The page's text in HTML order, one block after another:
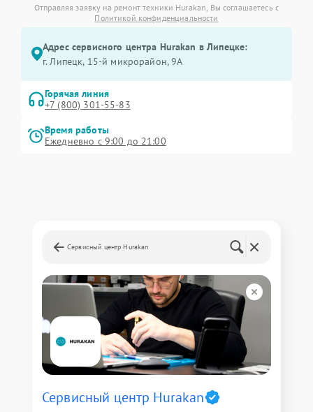
Отправляя заявку на ремонт техники Hurakan, Вы соглашаетесь с
Политикой конфиденциальности
Адрес сервисного центра Hurakan в Липецке:
г. Липецк, 15-й микрорайон, 9А
Горячая линия
+7 (800) 301-55-83
Время работы
Ежедневно с 9:00 до 21:00
Сервисный центр Hurakan
Сервисный центр Hurakan